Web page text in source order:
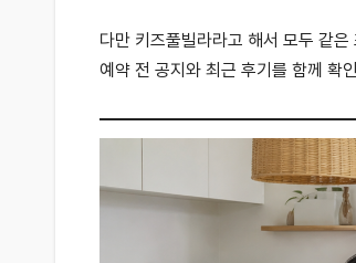
다만 키즈풀빌라라고 해서 모두 같
예약 전 공지와 최근 후기를 함께 확